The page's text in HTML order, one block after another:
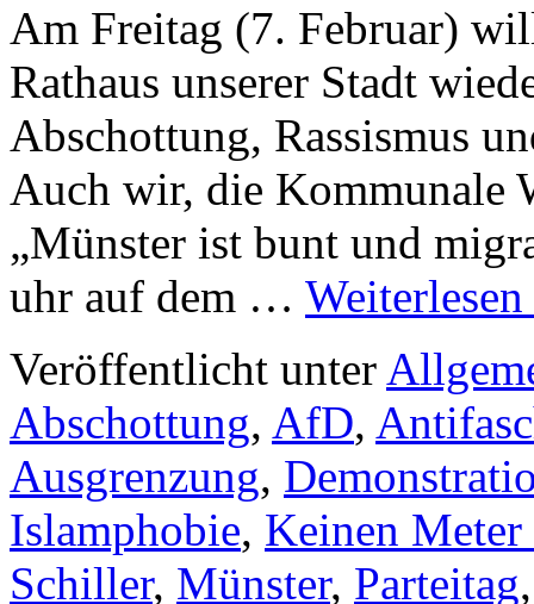
Am Freitag (7. Februar)
Rathaus unserer Stadt
Abschottung, Rassismus
Auch wir, die Kommunale
„Münster ist bunt und
uhr auf dem … Weiterlesen
Veröffentlicht unter
Abschottung, AfD,
Ausgrenzung,
Islamphobie, Keinen Meter
Schiller, Münster, Parteitag